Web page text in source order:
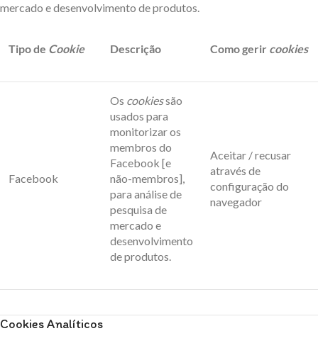
mercado e desenvolvimento de produtos.
Tipo de Cookie Descrição Como gerir cookies
Facebook
Os cookiessão
usados para
monitorizar os
membros do
Facebook [e
não-membros],
para análise de
pesquisa de
mercado e
desenvolvimento
de produtos.
Aceitar / recusar
através de
configuração do
navegador
Cookies Analíticos